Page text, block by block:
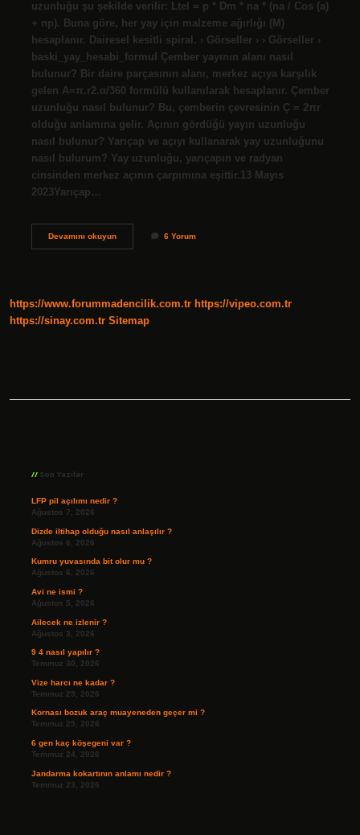
uzunluğu şu şekilde verilir: Ltel = p * Dm * na * (na / Cos (a)
+ np). Buna göre, her yay için malzeme ağırlığı (M)
hesaplanır. Dairesel kesitli spiral. › Görseller › › Görseller ›
baski_yay_hesabi_formul Çember yayının alanı nasıl
bulunur? Bir daire parçasının alanı, merkez açıya karşılık
gelen A=π.r2.α/360 formülü kullanılarak hesaplanır. Çember
uzunluğu nasıl bulunur? Bu, çemberin çevresinin Ç = 2πr
olduğu anlamına gelir. Açının gördüğü yayın uzunluğu
nasıl bulunur? Yarıçap ve açıyı kullanarak yay uzunluğunu
nasıl bulurum? Yay uzunluğu, yarıçapın ve radyan
cinsinden merkez açının çarpımına eşittir.13 Mayıs
2023Yarıçap…
Devamını okuyunÇemberin
6 Yorum
https://www.forummadencilik.com.tr https://vipeo.com.tr
https://sinay.com.tr Sitemap
Son Yazılar
LFP pil açılımı nedir ?
Ağustos 7, 2026
Dizde iltihap olduğu nasıl anlaşılır ?
Ağustos 6, 2026
Kumru yuvasında bit olur mu ?
Ağustos 6, 2026
Avi ne ismi ?
Ağustos 5, 2026
Ailecek ne izlenir ?
Ağustos 3, 2026
9 4 nasıl yapılır ?
Temmuz 30, 2026
Vize harcı ne kadar ?
Temmuz 29, 2026
Kornası bozuk araç muayeneden geçer mi ?
Temmuz 25, 2026
6 gen kaç köşegeni var ?
Temmuz 24, 2026
Jandarma kokartının anlamı nedir ?
Temmuz 23, 2026